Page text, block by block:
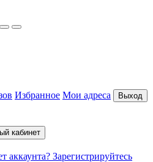
Избранное Мои адреса Выход
аккаунта? Зарегистрируйтесь